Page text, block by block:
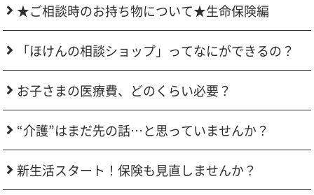
★ご相談時のお持ち物について★生命保険編
「ほけんの相談ショップ」ってなにができるの？
お子さまの医療費、どのくらい必要？
“介護”はまだ先の話…と思っていませんか？
新生活スタート！保険も見直しませんか？